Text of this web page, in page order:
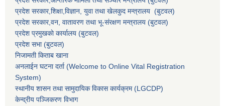
प्रदेश सरकार,शिक्षा,विज्ञान, युवा तथा खेलकुद मन्त्रालय (बुटवल)
प्रदेश सरकार,वन, वातावरण तथा भू-संरक्षण मन्त्रालय (बुटवल)
प्रदेश प्रमुखकाे कार्यालय (बुटवल)
प्रदेश सभा (बुटवल)
निजामती किताब खाना
अनलाईन घटना दर्ता (Welcome to Online Vital Registration
System)
स्थानीय शासन तथा सामुदायिक विकास कार्यक्रम (LGCDP)
केन्द्रीय पञ्जिकरण विभाग